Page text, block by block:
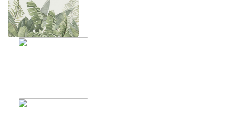
ХИТЫ
Фотообои в скандинавском
Фотообои супергерои